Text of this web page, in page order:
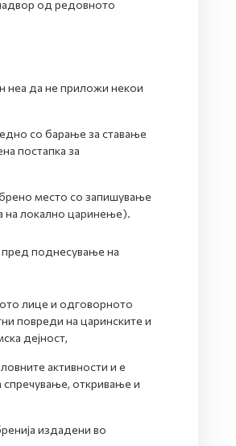
од редовното
неа да не приложи некои
со барање за ставање
постапка за
место со запишување
на локално царинење).
поднесување на
лице и одговорното
повреди на царинските и
дејност,
активности и е
откривање и
издадени во